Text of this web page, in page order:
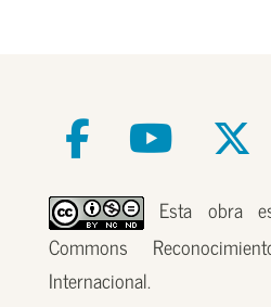
Esta obra
Commons
Internacional.